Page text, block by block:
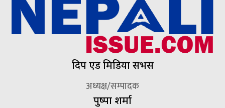
दिप एड मिडिया सर्भिस
अध्यक्ष/सम्पादक
पुष्पा शर्मा